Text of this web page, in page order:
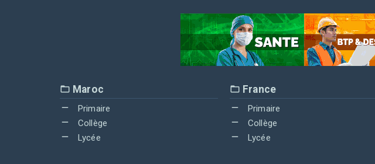
Maroc
Primaire
Collège
Lycée
France
Primaire
Collège
Lycée